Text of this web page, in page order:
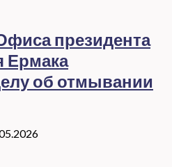
президента
Ермака
об отмывании